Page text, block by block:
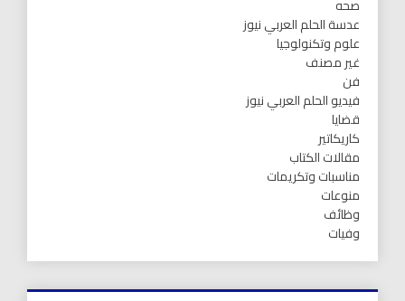
صحه
عدسة الحلم العربي نيوز
علوم وتكنولوجيا
غير مصنف
فن
فيديو الحلم العربي نيوز
قضايا
كاريكاتير
مقالات الكتاب
مناسبات وتكريمات
منوعات
وظائف
وفيات